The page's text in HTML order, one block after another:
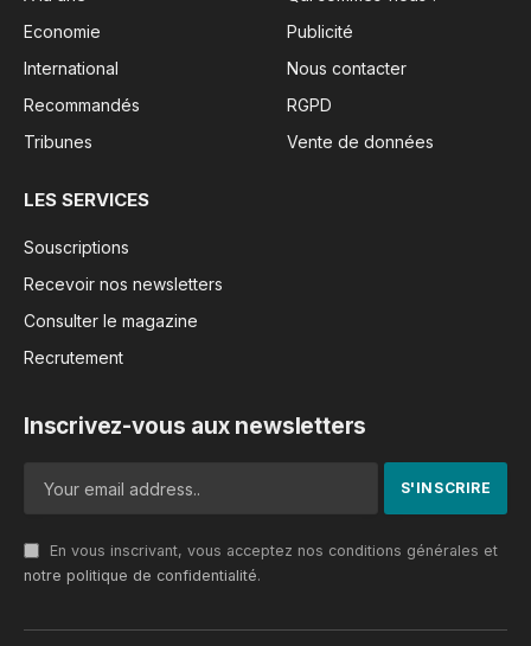
Economie
International
Recommandés
Tribunes
Publicité
Nous contacter
RGPD
Vente de données
LES SERVICES
Souscriptions
Recevoir nos newsletters
Consulter le magazine
Recrutement
Inscrivez-vous aux newsletters
En vous inscrivant, vous acceptez nos conditions générales et
notre politique de confidentialité.